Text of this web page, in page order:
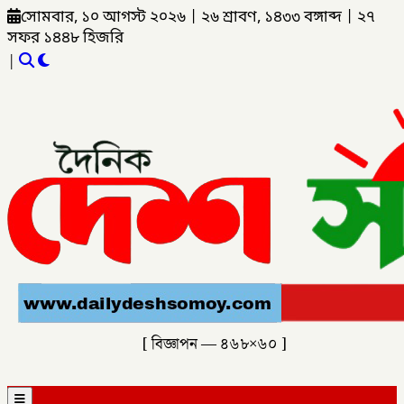
সোমবার, ১০ আগস্ট ২০২৬ ২৬ শ্রাবণ, ১৪৩৩ বঙ্গাব্দ
২৭
সফর ১৪৪৮ হিজরি
|
[ বিজ্ঞাপন — ৪৬৮×৬০ ]